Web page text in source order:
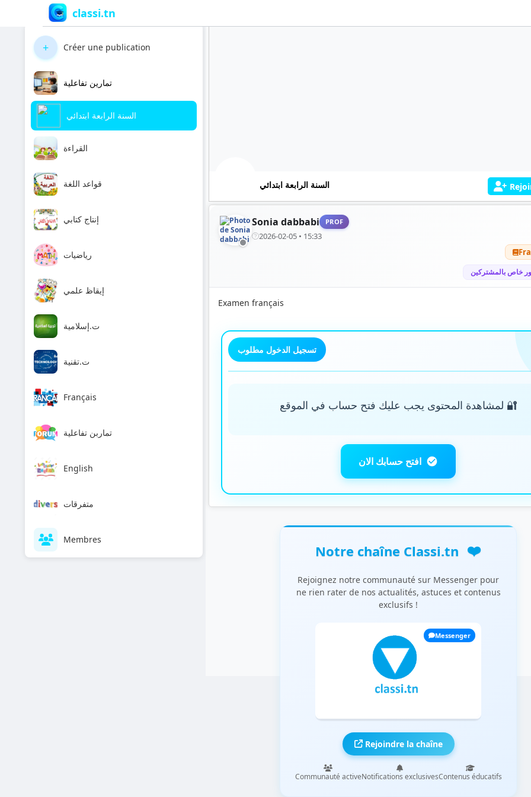
classi.tn
+ Créer une publication
تمارين تفاعلية
السنة الرابعة ابتدائي
القراءة
قواعد اللغة
إنتاج كتابي
رياضيات
إيقاظ علمي
ت.إسلامية
ت.تقنية
Français
تماربن تفاعلية
English
متفرقات
Membres
السنة الرابعة ابتدائي
Sonia dabbabi PROF
2026-02-05 • 15:33
خاص بالمشتركين
Examen français
تسجيل الدخول مطلوب
🔐 لمشاهدة المحتوى يجب عليك فتح حساب في الموقع
افتح حسابك الان
Notre chaîne Classi.tn ❤️
Rejoignez notre communauté sur Messenger pour
ne rien rater de nos actualités, astuces et contenus
exclusifs !
Messenger
Rejoindre la chaîne
Communauté activeNotifications exclusivesContenus éducatifs